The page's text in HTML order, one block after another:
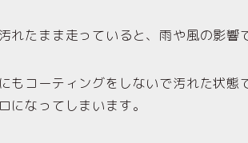
れたまま走っていると、雨や風の影
もコーティングをしないで汚れた状
になってしまいます。